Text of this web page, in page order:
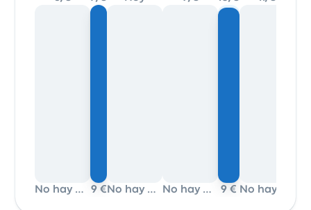
No hay datos 9 € No hay datos No hay datos 9 €